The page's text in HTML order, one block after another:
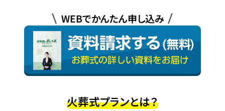
WEBでかんたん申し込み
火葬式プランとは？